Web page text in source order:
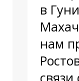
в
нам